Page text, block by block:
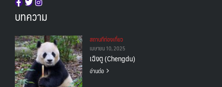
บทความ
สถานทีท่องเที่ยว
เมษายน 10, 2025
เฉิงตู (Chengdu)
อ่านต่อ